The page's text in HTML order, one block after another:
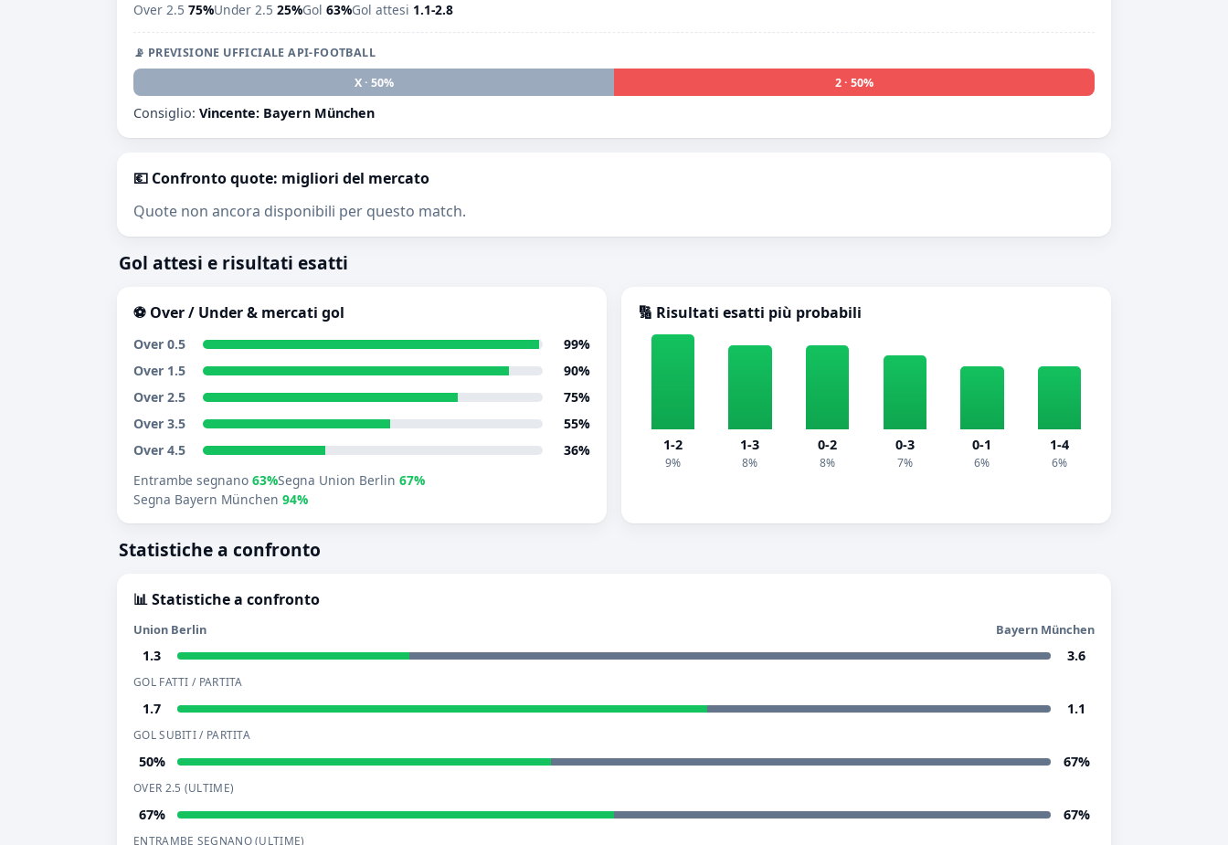
Over 2.5 75%Under 2.5 25%Gol 63%Gol attesi 1.1-2.8
📡 PREVISIONE UFFICIALE API-FOOTBALL
X · 50% 2 · 50%
Consiglio: Vincente: Bayern München
💶 Confronto quote: migliori del mercato
Quote non ancora disponibili per questo match.
Gol attesi e risultati esatti
⚽ Over / Under & mercati gol
Over 0.5
99%
Over 1.5
90%
Over 2.5
75%
Over 3.5
55%
Over 4.5
36%
Entrambe segnano 63%Segna Union Berlin 67%
Segna Bayern München 94%
🔢 Risultati esatti più probabili
1-2
9%
1-3
8%
0-2
8%
0-3
7%
0-1
6%
1-4
6%
Statistiche a confronto
📊 Statistiche a confronto
Union Berlin Bayern München
1.3 3.6
GOL FATTI / PARTITA
1.7 1.1
GOL SUBITI / PARTITA
50% 67%
OVER 2.5 (ULTIME)
67% 67%
ENTRAMBE SEGNANO (ULTIME)